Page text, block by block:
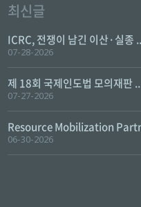
최신글
ICRC, 전쟁이 남긴 이산·실종
07-28-2026
제 18회 국제인도법 모의재판
07-27-2026
Resource Mobilization
06-30-2026